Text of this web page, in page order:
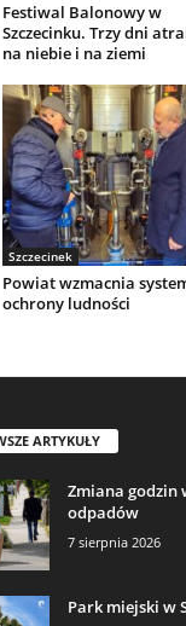
Festiwal Balonowy w
Szczecinku. Trzy dni
na niebie i na ziemi
Szczecinek
Powiat wzmacnia
ochrony ludności
ARTYKUŁY
Zmiana godzin
odpadów
7 sierpnia 2026
Park miejski w